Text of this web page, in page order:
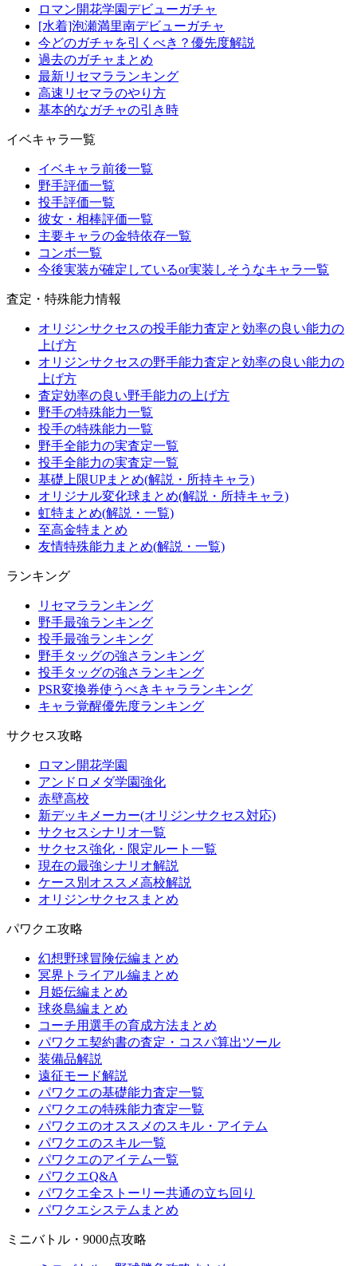
ロマン開花学園デビューガチャ
[水着]泡瀬満里南デビューガチャ
今どのガチャを引くべき？優先度解説
過去のガチャまとめ
最新リセマラランキング
高速リセマラのやり方
基本的なガチャの引き時
イベキャラ一覧
イベキャラ前後一覧
野手評価一覧
投手評価一覧
彼女・相棒評価一覧
主要キャラの金特依存一覧
コンボ一覧
今後実装が確定しているor実装しそうなキャラ一覧
査定・特殊能力情報
オリジンサクセスの投手能力査定と効率の良い能力の
上げ方
オリジンサクセスの野手能力査定と効率の良い能力の
上げ方
査定効率の良い野手能力の上げ方
野手の特殊能力一覧
投手の特殊能力一覧
野手全能力の実査定一覧
投手全能力の実査定一覧
基礎上限UPまとめ(解説・所持キャラ)
オリジナル変化球まとめ(解説・所持キャラ)
虹特まとめ(解説・一覧)
至高金特まとめ
友情特殊能力まとめ(解説・一覧)
ランキング
リセマラランキング
野手最強ランキング
投手最強ランキング
野手タッグの強さランキング
投手タッグの強さランキング
PSR変換券使うべきキャラランキング
キャラ覚醒優先度ランキング
サクセス攻略
ロマン開花学園
アンドロメダ学園強化
赤壁高校
新デッキメーカー(オリジンサクセス対応)
サクセスシナリオ一覧
サクセス強化・限定ルート一覧
現在の最強シナリオ解説
ケース別オススメ高校解説
オリジンサクセスまとめ
パワクエ攻略
幻想野球冒険伝編まとめ
冥界トライアル編まとめ
月姫伝編まとめ
球炎島編まとめ
コーチ用選手の育成方法まとめ
パワクエ契約書の査定・コスパ算出ツール
装備品解説
遠征モード解説
パワクエの基礎能力査定一覧
パワクエの特殊能力査定一覧
パワクエのオススメのスキル・アイテム
パワクエのスキル一覧
パワクエのアイテム一覧
パワクエQ&A
パワクエ全ストーリー共通の立ち回り
パワクエシステムまとめ
ミニバトル・9000点攻略